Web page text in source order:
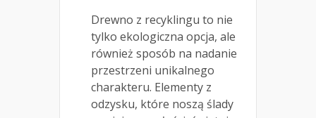
Drewno z recyklingu to nie
tylko ekologiczna opcja, ale
również sposób na nadanie
przestrzeni unikalnego
charakteru. Elementy z
odzysku, które noszą ślady